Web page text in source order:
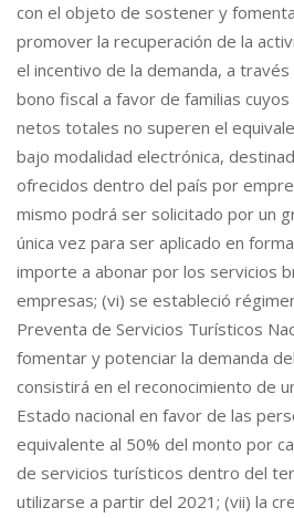
con el objeto de sostener y
promover la recuperación de la
el incentivo de la demanda, a
bono fiscal a favor de familias
netos totales no superen el
bajo modalidad electrónica,
ofrecidos dentro del país por
mismo podrá ser solicitado por un
única vez para ser aplicado en
importe a abonar por los servicios
empresas; (vi) se estableció
Preventa de Servicios Turísticos
fomentar y potenciar la demanda
consistirá en el reconocimiento de
Estado nacional en favor de las
equivalente al 50% del monto por
de servicios turísticos dentro del
utilizarse a partir del 2021; (vii) la